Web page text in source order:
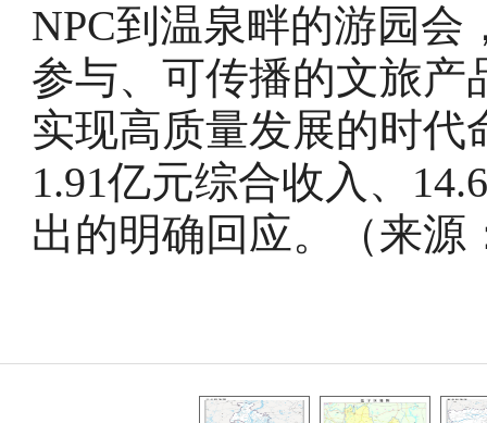
NPC到温泉畔的游园
参与、可传播的文旅产
实现高质量发展的时代
1.91亿元综合收入、
出的明确回应。（来源